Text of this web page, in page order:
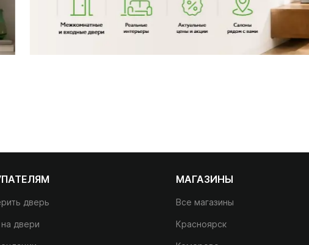
дверь
двери
МАГАЗИНЫ
Все магазины
Красноярск